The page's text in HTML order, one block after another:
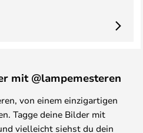
mit @lampemesteren
von einem einzigartigen
Tagge deine Bilder mit
vielleicht siehst du dein